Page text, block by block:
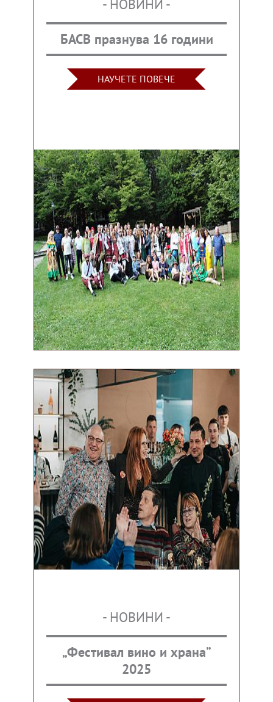
- НОВИНИ -
БАСВ празнува 16 години
НАУЧЕТЕ ПОВЕЧЕ
- НОВИНИ -
„Фестивал вино и храна”
2025